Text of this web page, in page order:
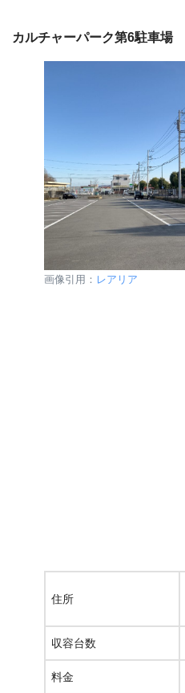
カルチャーパーク第6駐車場
画像引用： レアリア
住所
収容台数
料金